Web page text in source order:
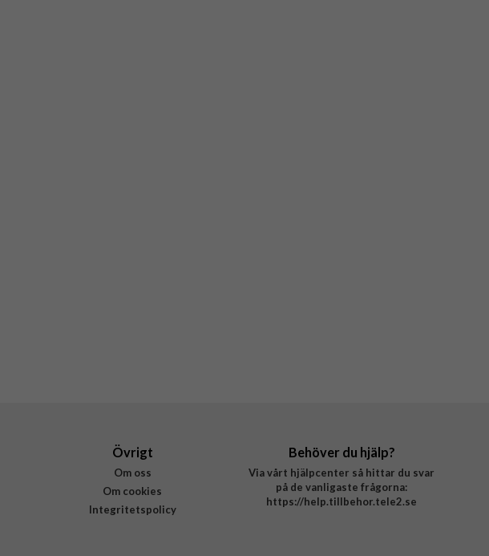
Övrigt
Om oss
Om cookies
Integritetspolicy
Behöver du hjälp?
Via vårt hjälpcenter så hittar du svar
på de vanligaste frågorna:
https://help.tillbehor.tele2.se